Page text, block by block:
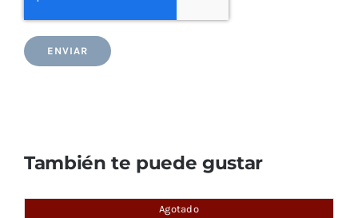
También te puede gustar
Agotado